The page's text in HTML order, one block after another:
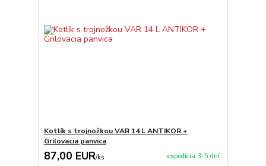
Kotlík s trojnožkou VAR 14 L ANTIKOR +
Grilovacia panvica
87,00 EUR/ks expedícia 3-5 dní